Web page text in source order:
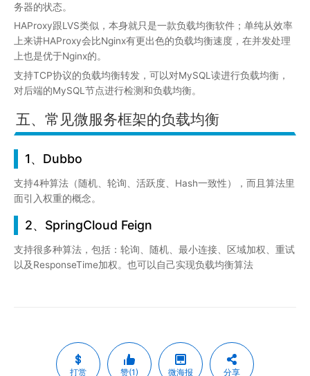
务器的状态。
HAProxy跟LVS类似，本身就只是一款负载均衡软件；单纯从效率
上来讲HAProxy会比Nginx有更出色的负载均衡速度，在并发处理
上也是优于Nginx的。
支持TCP协议的负载均衡转发，可以对MySQL读进行负载均衡，
对后端的MySQL节点进行检测和负载均衡。
五、常见微服务框架的负载均衡
1、Dubbo
支持4种算法（随机、轮询、活跃度、Hash一致性），而且算法里
面引入权重的概念。
2、SpringCloud Feign
支持很多种算法，包括：轮询、随机、最小连接、区域加权、重试
以及ResponseTime加权。也可以自己实现负载均衡算法
打赏 赞(1) 微海报 分享